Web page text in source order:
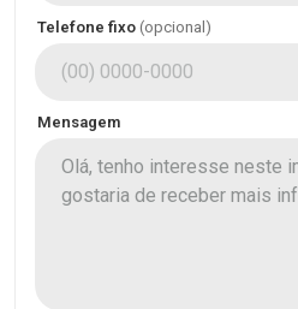
Telefone fixo (opcional)
Mensagem